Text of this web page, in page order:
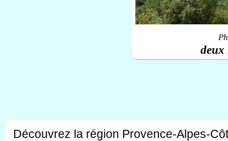
deux
Découvrez la région Provence-Alpes-